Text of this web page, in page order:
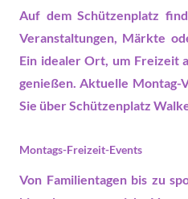
Auf dem Schützenplatz
Veranstaltungen, Märkte
Ein idealer Ort, um Freizeit
genießen. Aktuelle Montag-
Sie überSchützenplatz
Montags-Freizeit-Events
Von Familientagen bis zu